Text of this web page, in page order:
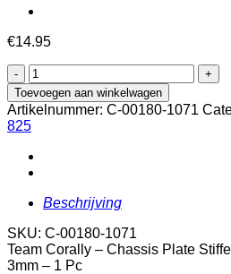
€14.95
Team
Corally
-
Chassis
Plate
Stiffener
-
-
3mm
-
1
Toevoegen aan winkelwagen
Artikelnummer: C-00180-1071
825
Beschrijving
SKU: C-00180-1071
Team Corally – Chassis Plate
3mm – 1 Pc